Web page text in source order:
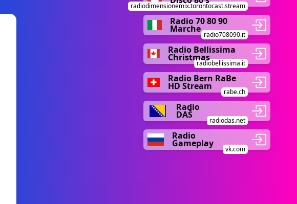
radiodimensionemix.torontocast.stream
Radio 70 80 90
Marche
radio708090.it
Radio Bellissima
Christmas
radiobellissima.it
Radio Bern RaBe
HD Stream
rabe.ch
Radio
DAŠ
radiodas.net
Radio
Gameplay
vk.com